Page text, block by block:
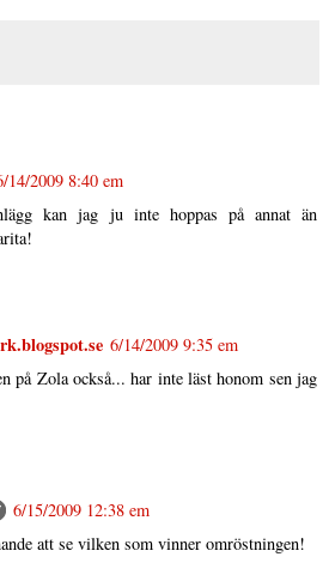
14/2009 8:40 em
kan jag ju inte hoppas på annat än
6/14/2009 9:35 em
på Zola också... har inte läst honom sen jag
6/15/2009 12:38 em
att se vilken som vinner omröstningen!